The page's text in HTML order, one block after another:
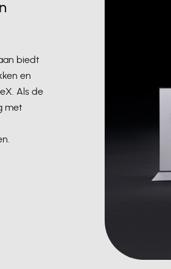
biedt
en
Als de
met